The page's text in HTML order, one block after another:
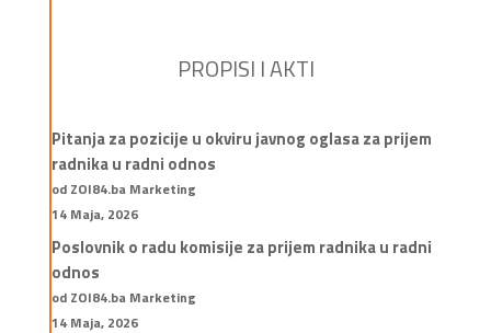
PROPISI I AKTI
Pitanja za pozicije u okviru javnog oglasa za prijem
radnika u radni odnos
od ZOI84.ba Marketing
14 Maja, 2026
Poslovnik o radu komisije za prijem radnika u radni
odnos
od ZOI84.ba Marketing
14 Maja, 2026